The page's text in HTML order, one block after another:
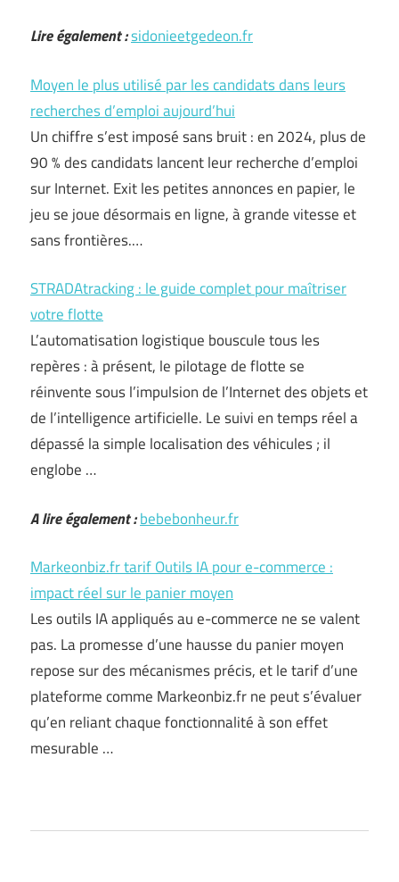
Lire également :sidonieetgedeon.fr
Moyen le plus utilisé par les candidats dans leurs
recherches d’emploi aujourd’hui
Un chiffre s’est imposé sans bruit : en 2024, plus de
90 % des candidats lancent leur recherche d’emploi
sur Internet. Exit les petites annonces en papier, le
jeu se joue désormais en ligne, à grande vitesse et
sans frontières.…
STRADAtracking : le guide complet pour maîtriser
votre flotte
L’automatisation logistique bouscule tous les
repères : à présent, le pilotage de flotte se
réinvente sous l’impulsion de l’Internet des objets et
de l’intelligence artificielle. Le suivi en temps réel a
dépassé la simple localisation des véhicules ; il
englobe …
A lire également :bebebonheur.fr
Markeonbiz.fr tarif Outils IA pour e-commerce :
impact réel sur le panier moyen
Les outils IA appliqués au e-commerce ne se valent
pas. La promesse d’une hausse du panier moyen
repose sur des mécanismes précis, et le tarif d’une
plateforme comme Markeonbiz.fr ne peut s’évaluer
qu’en reliant chaque fonctionnalité à son effet
mesurable …